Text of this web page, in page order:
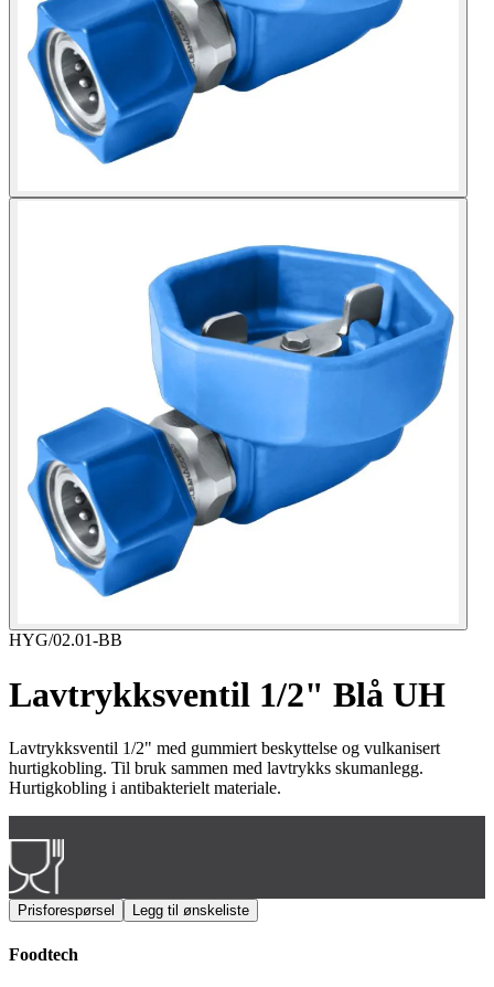
HYG/02.01-BB
Lavtrykksventil 1/2" Blå UH
Lavtrykksventil 1/2" med gummiert beskyttelse og vulkanisert
hurtigkobling. Til bruk sammen med lavtrykks skumanlegg.
Hurtigkobling i antibakterielt materiale.
Prisforespørsel Legg til ønskeliste
Foodtech